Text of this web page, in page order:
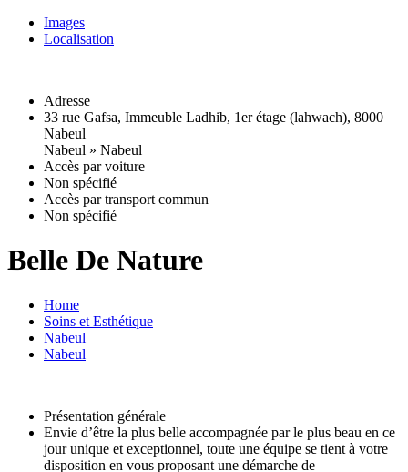
Images
Localisation
Adresse
33 rue Gafsa, Immeuble Ladhib, 1er étage (lahwach), 8000
Nabeul
Nabeul » Nabeul
Accès par voiture
Non spécifié
Accès par transport commun
Non spécifié
Belle De Nature
Home
Soins et Esthétique
Nabeul
Nabeul
Présentation générale
Envie d’être la plus belle accompagnée par le plus beau en ce
jour unique et exceptionnel, toute une équipe se tient à votre
disposition en vous proposant une démarche de